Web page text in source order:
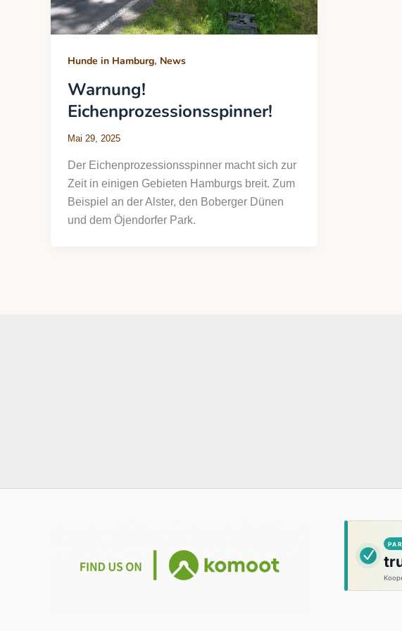
Hunde in Hamburg, News
Warnung!
Eichenprozessionsspinner!
Mai 29, 2025
Der Eichenprozessionsspinner macht sich zur
Zeit in einigen Gebieten Hamburgs breit. Zum
Beispiel an der Alster, den Boberger Dünen
und dem Öjendorfer Park.